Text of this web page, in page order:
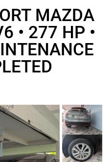
MAZDA
• 277 HP •